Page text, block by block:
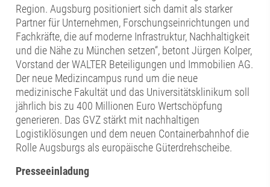
Region. Augsburg positioniert sich damit als starker
Partner für Unternehmen, Forschungseinrichtungen und
Fachkräfte, die auf moderne Infrastruktur, Nachhaltigkeit
und die Nähe zu München setzen“, betont Jürgen Kolper,
Vorstand der WALTER Beteiligungen und Immobilien AG.
Der neue Medizincampus rund um die neue
medizinische Fakultät und das Universitätsklinikum soll
jährlich bis zu 400 Millionen Euro Wertschöpfung
generieren. Das GVZ stärkt mit nachhaltigen
Logistiklösungen und dem neuen Containerbahnhof die
Rolle Augsburgs als europäische Güterdrehscheibe.
Presseeinladung